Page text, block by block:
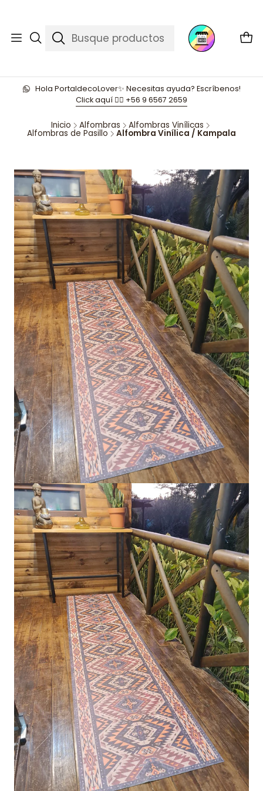
Hola PortaldecoLover✨ Necesitas ayuda? Escríbenos!
Click aquí 👉🏼 +56 9 6567 2659
Inicio Alfombras Alfombras Vinílicas
Alfombras de Pasillo Alfombra Vinílica / Kampala